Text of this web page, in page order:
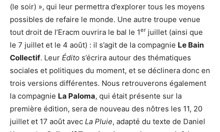
(le soir) », qui leur permettra d’explorer tous les moyens
possibles de refaire le monde. Une autre troupe venue
tout droit de l’Eracm ouvrira le bal le 1er juillet (ainsi que
le 7 juillet et le 4 août) : il s’agit de la compagnie Le Bain
Collectif. Leur Édito s’écrira autour des thématiques
sociales et politiques du moment, et se déclinera donc en
trois versions différentes. Nous retrouverons également
la compagnie La Paloma, qui était présente sur la
première édition, sera de nouveau des nôtres les 11, 20
juillet et 17 août avec La Pluie, adapté du texte de Daniel